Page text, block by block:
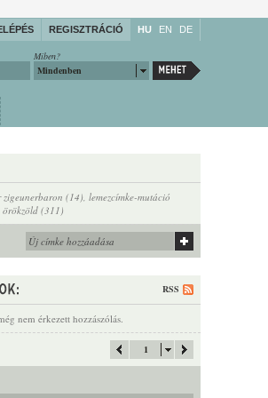
REGISZTRÁCIÓ HU EN DE
Miben?
Mindenben
zigeunerbaron (14), lemezcímke-mutáció
örökzöld (311)
RSS
nem érkezett hozzászólás.
1